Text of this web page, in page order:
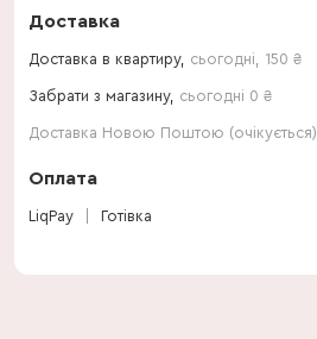
Доставка
Доставка в квартиру, сьогодні 150 ₴
Забрати з магазину, сьогодні 0 ₴
Доставка Новою Поштою (очікується)
Оплата
LiqPay Готівка